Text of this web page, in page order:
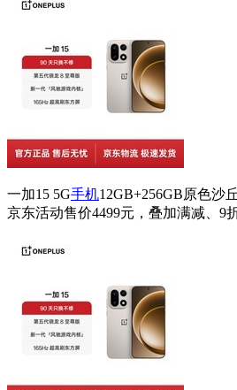
一加15 5G手机12GB+256GB原色沙
京东活动售价4499元，叠加满减、9